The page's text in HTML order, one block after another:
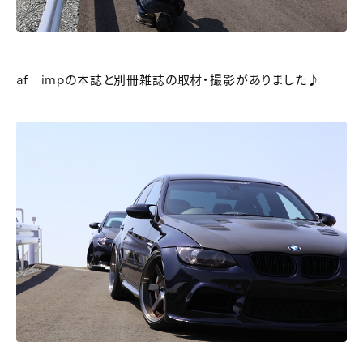
af impの本誌と別冊雑誌の取材・撮影がありました♪